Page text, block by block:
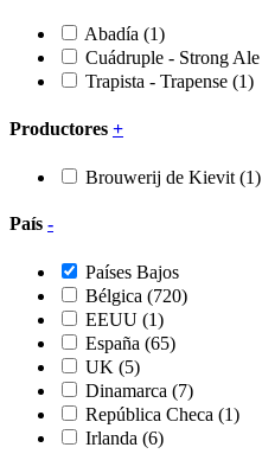
Abadía (1)
Cuádruple - Strong Ale
Trapista - Trapense (1)
Productores +
Brouwerij de Kievit (1)
País -
Países Bajos
Bélgica (720)
EEUU (1)
España (65)
UK (5)
Dinamarca (7)
República Checa (1)
Irlanda (6)